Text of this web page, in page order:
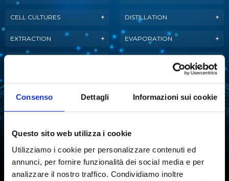
Consenso Dettagli Informazioni sui cookie
Questo sito web utilizza i cookie
Utilizziamo i cookie per personalizzare contenuti ed
annunci, per fornire funzionalità dei social media e per
analizzare il nostro traffico. Condividiamo inoltre
CELL CULTURES DISTILLATION
EXTRACTION EVAPORATION
LIQUID HANDLING WATER PURIFICATION
WINE
AUTOMATIC TITRATION